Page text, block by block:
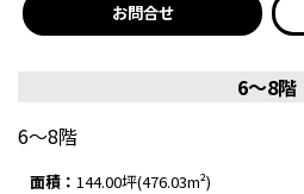
お問合せ
6～8階
6～8階
面積： 144.00坪(476.03m²)